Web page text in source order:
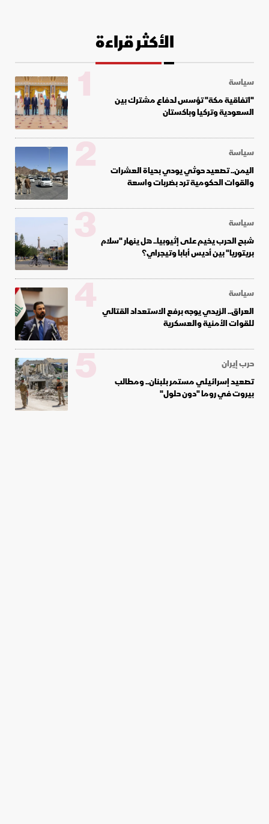
الأكثر قراءة
سياسة
"اتفاقية مكة" تؤسس لدفاع مشترك بين
السعودية وتركيا وباكستان
1
سياسة
اليمن.. تصعيد حوثي يودي بحياة العشرات
والقوات الحكومية ترد بضربات واسعة
2
سياسة
شبح الحرب يخيم على إثيوبيا.. هل ينهار "سلام
بريتوريا" بين أديس أبابا وتيجراي؟
3
سياسة
العراق.. الزيدي يوجه برفع الاستعداد القتالي
للقوات الأمنية والعسكرية
4
حرب إيران
تصعيد إسرائيلي مستمر بلبنان.. ومطالب
بيروت في روما "دون حلول"
5